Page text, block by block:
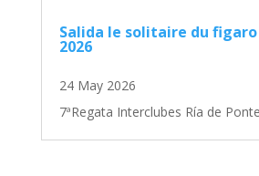
Salida le solitaire du
2026
24 May 2026
7ªRegata Interclubes Ría de